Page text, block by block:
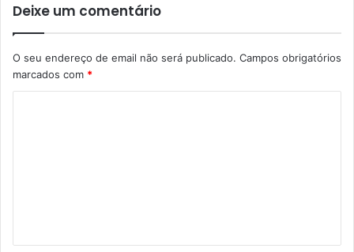
Deixe um comentário
O seu endereço de email não será publicado. Campos obrigatórios
marcados com *
á